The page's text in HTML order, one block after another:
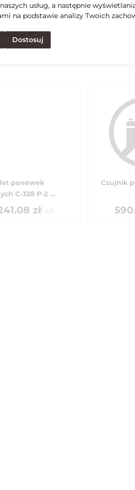
panewek
C-328 P-2 ...
zł/ szt
Czujnik
usług, a następnie
na podstawie analizy Twoich
Dostosuj